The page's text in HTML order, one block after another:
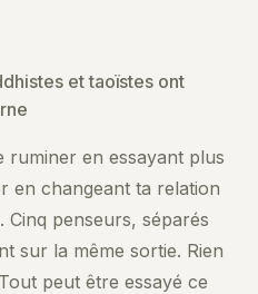
et taoïstes ont
ruminer en essayant plus
en changeant ta relation
Cinq penseurs, séparés
sur la même sortie. Rien
peut être essayé ce